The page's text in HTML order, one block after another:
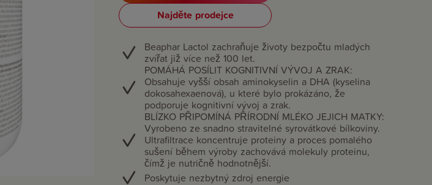
Najděte prodejce
Beaphar Lactol zachraňuje životy bezpočtu mladých
zvířat již více než 100 let.
POMÁHÁ POSÍLIT KOGNITIVNÍ VÝVOJ A ZRAK:
Obsahuje vyšší obsah aminokyselin a DHA (kyselina
dokosahexaenová), u které bylo prokázáno, že
podporuje kognitivní vývoj a zrak.
BLÍZKO PŘIPOMÍNÁ PŘÍRODNÍ MLÉKO JEJICH MATKY:
Vyrobeno ze snadno stravitelné syrovátkové bílkoviny.
Ultrafiltrace koncentruje proteiny a proces pomalého
sušení během výroby zachovává molekuly proteinu,
čímž je nutričně hodnotnější.
Poskytuje nezbytný zdroj energie